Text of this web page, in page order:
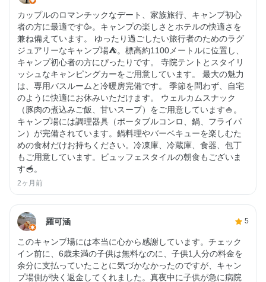
カップルのロマンチックなデート、家族旅行、キャンプ初心
者の方に最適です🥳。キャンプの楽しさとホテルの快適さを
兼ね備えています。 ゆったり過ごしたい旅行者のためのラグ
ジュアリーなキャンプ場⛺️。標高約1100メートルに位置し、
キャンプ初心者の方にぴったりです。 寺院テントとスタイリ
ッシュなキャンピングカーをご用意しています。 最大の魅力
は、専用バスルームと冷暖房完備です。 季節を問わず、自宅
のように快適にお休みいただけます。 ウェルカムスナック
（豚肉の煮込みご飯、甘いスープ）をご用意しています🍚。
キャンプ場には調理器具（ポータブルコンロ、鍋、フライパ
ン）が完備されています。鍋料理やバーベキューを楽しむた
めの食材だけお持ちください。冷凍庫、冷蔵庫、食器、包丁
もご用意しています。ビュッフェスタイルの朝食もございま
す🥣。
2ヶ月前
羅可涵 5
このキャンプ場には本当に心から感謝しています。チェック
イン前に、6歳未満の子供は無料なのに、子供​​1人分の料金を
余分に支払っていたことに気づかなかったのですが、キャン
プ場側が快く返金してくれました。真夜中に子供が急に病院